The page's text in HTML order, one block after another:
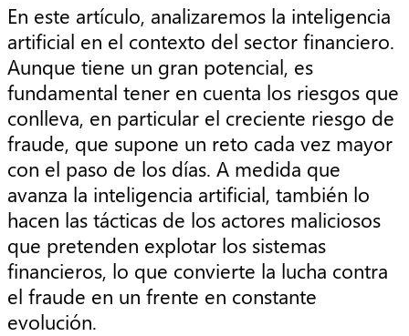
En este artículo, analizaremos la inteligencia
artificial en el contexto del sector financiero.
Aunque tiene un gran potencial, es
fundamental tener en cuenta los riesgos que
conlleva, en particular el creciente riesgo de
fraude, que supone un reto cada vez mayor
con el paso de los días. A medida que
avanza la inteligencia artificial, también lo
hacen las tácticas de los actores maliciosos
que pretenden explotar los sistemas
financieros, lo que convierte la lucha contra
el fraude en un frente en constante
evolución.